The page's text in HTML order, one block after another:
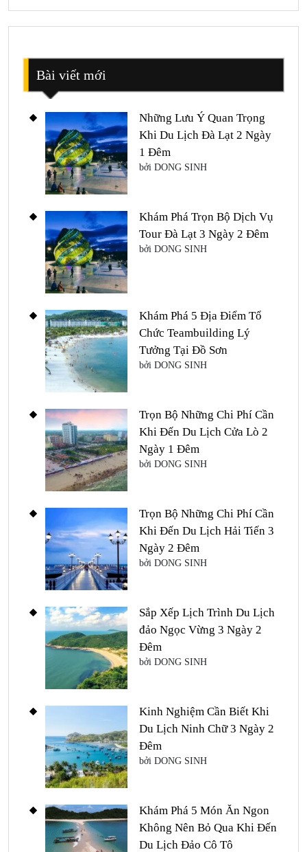
Bài viết mới
Những Lưu Ý Quan Trọng
Khi Du Lịch Đà Lạt 2 Ngày
1 Đêm
bởi DONG SINH
Khám Phá Trọn Bộ Dịch Vụ
Tour Đà Lạt 3 Ngày 2 Đêm
bởi DONG SINH
Khám Phá 5 Địa Điểm Tổ
Chức Teambuilding Lý
Tưởng Tại Đồ Sơn
bởi DONG SINH
Trọn Bộ Những Chi Phí Cần
Khi Đến Du Lịch Cửa Lò 2
Ngày 1 Đêm
bởi DONG SINH
Trọn Bộ Những Chi Phí Cần
Khi Đến Du Lịch Hải Tiến 3
Ngày 2 Đêm
bởi DONG SINH
Sắp Xếp Lịch Trình Du Lịch
đảo Ngọc Vừng 3 Ngày 2
Đêm
bởi DONG SINH
Kinh Nghiệm Cần Biết Khi
Du Lịch Ninh Chữ 3 Ngày 2
Đêm
bởi DONG SINH
Khám Phá 5 Món Ăn Ngon
Không Nên Bỏ Qua Khi Đến
Du Lịch Đảo Cô Tô